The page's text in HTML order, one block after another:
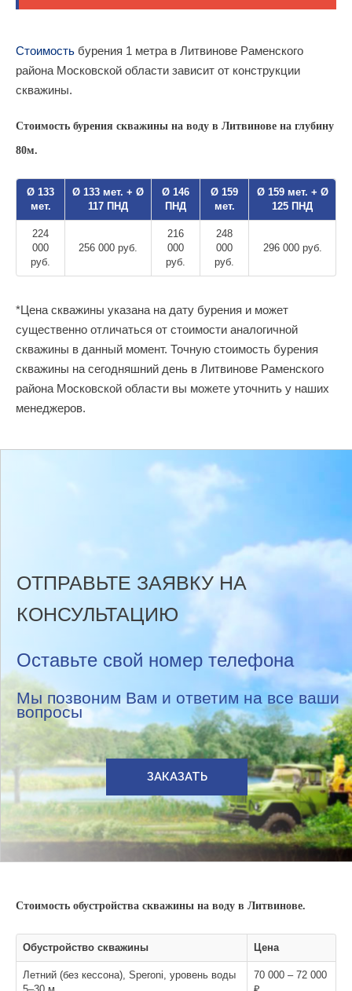
Стоимость бурения 1 метра в Литвинове Раменского
района Московской области зависит от конструкции
скважины.
Стоимость бурения скважины на воду в Литвинове на глубину
80м.
Ø 133
мет.
Ø 133 мет. + Ø
117 ПНД
Ø 146
ПНД
Ø 159
мет.
Ø 159 мет. + Ø
125 ПНД
224
000
руб.
256 000 руб.
216
000
руб.
248
000
руб.
296 000 руб.
*Цена скважины указана на дату бурения и может
существенно отличаться от стоимости аналогичной
скважины в данный момент. Точную стоимость бурения
скважины на сегодняшний день в Литвинове Раменского
района Московской области вы можете уточнить у наших
менеджеров.
ОТПРАВЬТЕ ЗАЯВКУ НА
КОНСУЛЬТАЦИЮ
Оставьте свой номер телефона
Мы позвоним Вам и ответим на все ваши
вопросы
ЗАКАЗАТЬ
Стоимость обустройства скважины на воду в Литвинове.
Обустройство скважины Цена
Летний (без кессона), Speroni, уровень воды
5–30 м
70 000 – 72 000
₽